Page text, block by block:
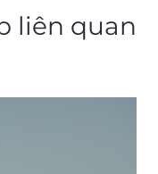
liên quan